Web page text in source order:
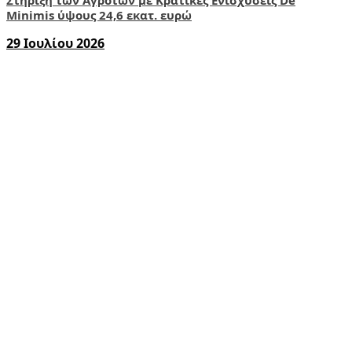
Minimis ύψους 24,6 εκατ. ευρώ
29 Ιουλίου 2026